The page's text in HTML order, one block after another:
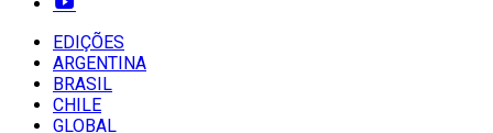
EDIÇÕES
ARGENTINA
BRASIL
CHILE
GLOBAL